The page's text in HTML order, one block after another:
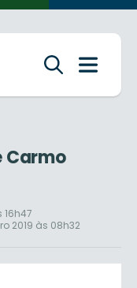
Carmo
2019 às 08h32